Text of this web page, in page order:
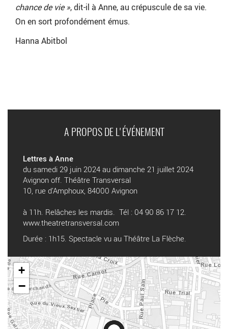
chance de vie », dit-il à Anne, au crépuscule de sa vie.
On en sort profondément émus.
Hanna Abitbol
A PROPOS DE L'ÉVÉNEMENT
Lettres à Anne
du samedi 29 juin 2024 au dimanche 21 juillet 2024
Avignon off. Théâtre Transversal
10, rue d’Amphoux, 84000 Avignon
à 11h. Relâches les mardis. Tél : 04 90 86 17 12.
www.theatretransversal.com
Durée : 1h15. Spectacle vu au Théâtre La Flèche.
+
−